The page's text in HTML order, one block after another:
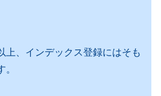
上、インデックス登録にはそも